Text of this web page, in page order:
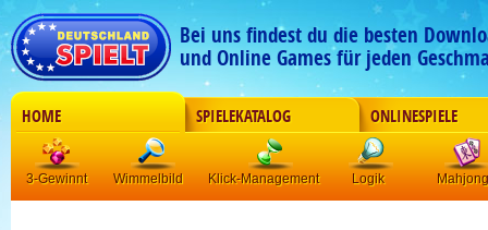
Bei uns findest du die besten
und Online Games für jeden
HOME SPIELEKATALOG ONLINESPIELE
3-Gewinnt Wimmelbild Klick-Management Logik Mahjong